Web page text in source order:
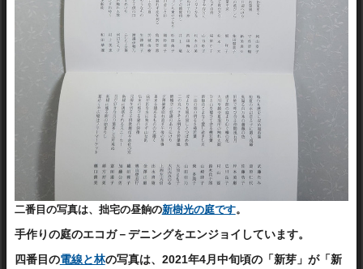
二番目の写真は、拙宅の昼餉の新樹光の庭です。
手作りの庭のエコガ－デニングをエンジョイしています。
四番目の電線と林の写真は、2021年4月中旬頃の「新芽」が「新